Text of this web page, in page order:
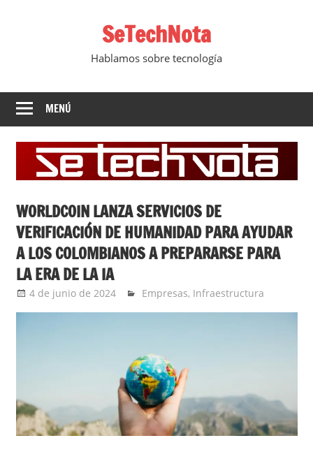
SeTechNota
Hablamos sobre tecnología
MENÚ
WORLDCOIN LANZA SERVICIOS DE
VERIFICACIÓN DE HUMANIDAD PARA AYUDAR
A LOS COLOMBIANOS A PREPARARSE PARA
LA ERA DE LA IA
4 de junio de 2024 Ernesto Herrera
Empresas, Infraestructura